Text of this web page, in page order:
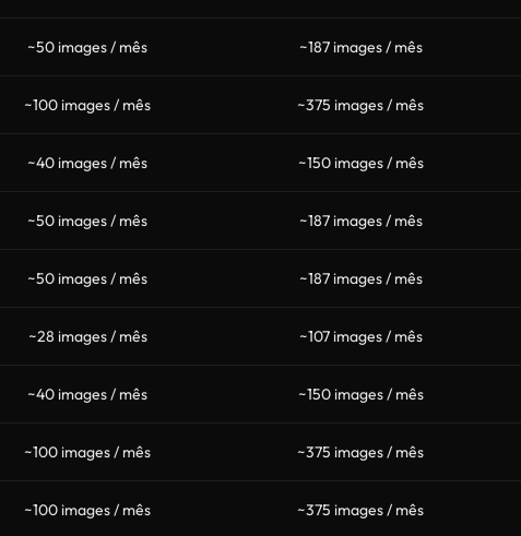
~50 images / mês ~187 images / mês
~100 images / mês ~375 images / mês
~40 images / mês ~150 images / mês
~50 images / mês ~187 images / mês
~50 images / mês ~187 images / mês
~28 images / mês ~107 images / mês
~40 images / mês ~150 images / mês
~100 images / mês ~375 images / mês
~100 images / mês ~375 images / mês